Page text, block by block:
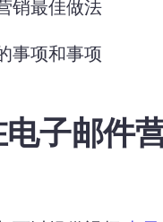
销最佳做法
事项和事项
子邮件